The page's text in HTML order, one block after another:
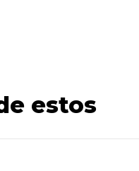
estos